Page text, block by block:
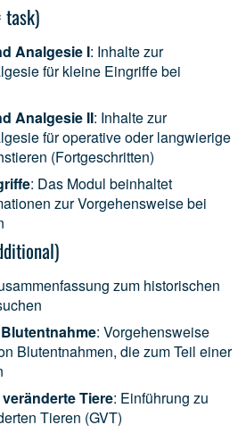
task)
Analgesie I: Inhalte zur
für kleine Eingriffe bei
Analgesie II: Inhalte zur
für operative oder langwierige
(Fortgeschritten)
: Das Modul beinhaltet
zur Vorgehensweise bei
zum historischen
: Vorgehensweise
Blutentnahmen, die zum Teil einer
Tiere: Einführung zu
Tieren (GVT)